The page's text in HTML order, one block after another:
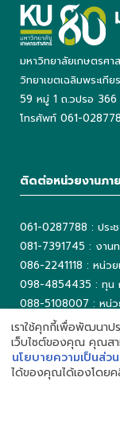
มหาวิทยาลัยเกษตรศา
วิทยาเขตเฉลิมพระเกี
59 หมู่ 1 ถ.วปรอ 366
โทรศัพท์ 061-
ติดต่อหน่วยงานภา
061-0287788 : ประ
081-7391745 : งานท
086-2241118 : หน่วย
098-4854435 : ทุน
088-5108007 : หน่
042-725042 ต่อ
042-725093 : ห้อง
เราใช้คุกกี้เพื่อพัฒนาป
เว็บไซต์ของคุณ คุณสา
นโยบายความเป็นส่ว
ได้ของคุณได้เองโดย